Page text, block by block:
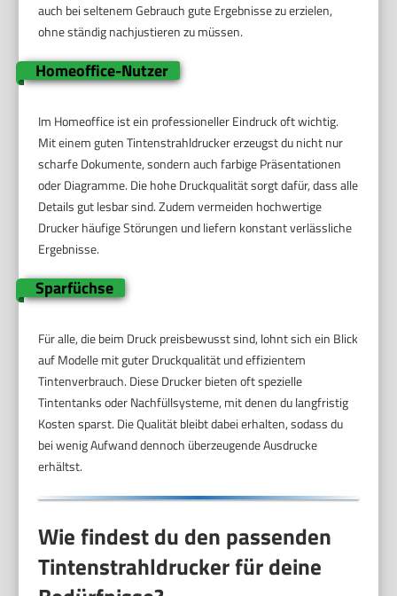
auch bei seltenem Gebrauch gute Ergebnisse zu erzielen,
ohne ständig nachjustieren zu müssen.
Homeoffice-Nutzer
Im Homeoffice ist ein professioneller Eindruck oft wichtig.
Mit einem guten Tintenstrahldrucker erzeugst du nicht nur
scharfe Dokumente, sondern auch farbige Präsentationen
oder Diagramme. Die hohe Druckqualität sorgt dafür, dass alle
Details gut lesbar sind. Zudem vermeiden hochwertige
Drucker häufige Störungen und liefern konstant verlässliche
Ergebnisse.
Sparfüchse
Für alle, die beim Druck preisbewusst sind, lohnt sich ein Blick
auf Modelle mit guter Druckqualität und effizientem
Tintenverbrauch. Diese Drucker bieten oft spezielle
Tintentanks oder Nachfüllsysteme, mit denen du langfristig
Kosten sparst. Die Qualität bleibt dabei erhalten, sodass du
bei wenig Aufwand dennoch überzeugende Ausdrucke
erhältst.
Wie findest du den passenden
Tintenstrahldrucker für deine